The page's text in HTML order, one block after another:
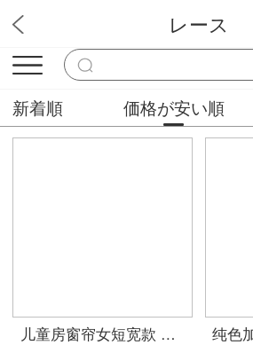
モリミドリカーテン屋
レース
新着順 価格が安い順
儿童房窗帘女短宽款 可爱卡通遮光小窗帘成品卧室飘窗免打孔短款隔热遮阳帘布料 彩虹小马：蓝色短帘 1片：2.5米*高2.0米，打孔式